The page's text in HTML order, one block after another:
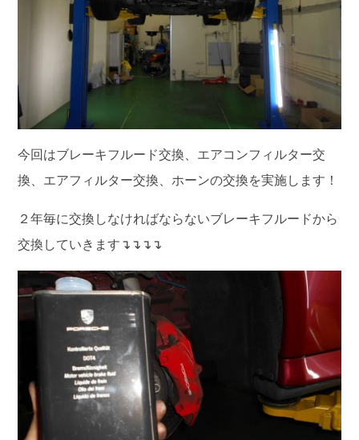
今回はブレーキフルード交換、エアコンフィルター交
換、エアフィルター交換、ホーンの交換を実施します！
２年毎に交換しなければならないブレーキフルードから
交換していきます↴↴↴↴